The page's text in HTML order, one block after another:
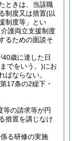
ときは、当該職
制度又は措置(以
制度等」とい
護両立支援制度
るための面談そ
歳に達した日
でをいう。)にお
ばならない。
17条の2繰下・
等の請求等が円
措置を講じなけ
る研修の実施